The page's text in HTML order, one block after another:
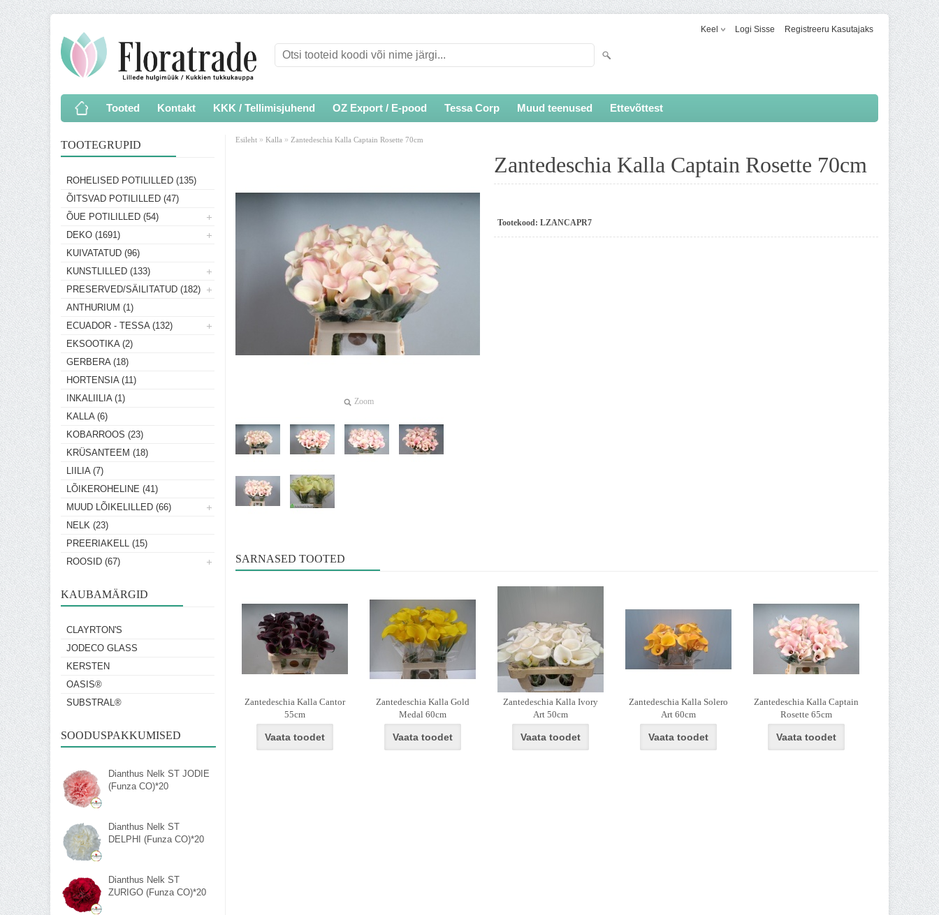
Keel Logi Sisse Registreeru Kasutajaks
Tooted Kontakt KKK / Tellimisjuhend OZ Export / E-pood Tessa Corp Muud teenused Ettevõttest
TOOTEGRUPID
ROHELISED POTILILLED (135)
ÕITSVAD POTILILLED (47)
ÕUE POTILILLED (54)
DEKO (1691)
KUIVATATUD (96)
KUNSTLILLED (133)
PRESERVED/SÄILITATUD (182)
ANTHURIUM (1)
ECUADOR - TESSA (132)
EKSOOTIKA (2)
GERBERA (18)
HORTENSIA (11)
INKALIILIA (1)
KALLA (6)
KOBARROOS (23)
KRÜSANTEEM (18)
LIILIA (7)
LÕIKEROHELINE (41)
MUUD LÕIKELILLED (66)
NELK (23)
PREERIAKELL (15)
ROOSID (67)
KAUBAMÄRGID
CLAYRTON'S
JODECO GLASS
KERSTEN
OASIS®
SUBSTRAL®
SOODUSPAKKUMISED
Dianthus Nelk ST JODIE
(Funza CO)*20
Dianthus Nelk ST
DELPHI (Funza CO)*20
Dianthus Nelk ST
ZURIGO (Funza CO)*20
Esileht » Kalla » Zantedeschia Kalla Captain Rosette 70cm
Zoom
Zantedeschia Kalla Captain Rosette 70cm
Tootekood: LZANCAPR7
SARNASED TOOTED
Zantedeschia Kalla Cantor
55cm
Vaata toodet
Zantedeschia Kalla Gold
Medal 60cm
Vaata toodet
Zantedeschia Kalla Ivory
Art 50cm
Vaata toodet
Zantedeschia Kalla Solero
Art 60cm
Vaata toodet
Zantedeschia Kalla Captain
Rosette 65cm
Vaata toodet